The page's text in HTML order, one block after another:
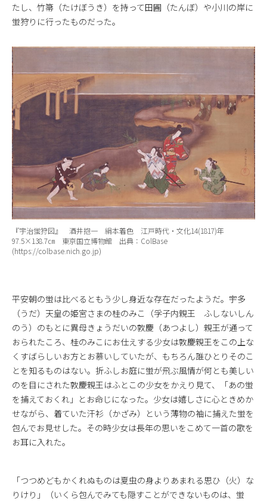
たし、竹箒（たけぼうき）を持って田圃（たんぼ）や小川の岸に
蛍狩りに行ったものだった。
『宇治蛍狩図』 酒井抱一 絹本着色 江戸時代・文化14(1817)年
97.5×138.7㎝ 東京国立博物館 出典：ColBase
(https://colbase.nich.go.jp)
平安朝の蛍は比べるともう少し身近な存在だったようだ。宇多
（うだ）天皇の姫宮さまの桂のみこ（孚子内親王 ふしないしん
のう）のもとに異母きょうだいの敦慶（あつよし）親王が通って
おられたころ、桂のみこにお仕えする少女は敦慶親王をこの上な
くすばらしいお方とお慕いしていたが、もちろん誰ひとりそのこ
とを知るものはない。折ふしお庭に蛍が飛ぶ風情が何とも美しい
のを目にされた敦慶親王はふとこの少女をかえり見て、「あの蛍
を捕えておくれ」とお命じになった。少女は嬉しさに心ときめか
せながら、着ていた汗衫（かざみ）という薄物の袖に捕えた蛍を
包んでお見せした。その時少女は長年の思いをこめて一首の歌を
お耳に入れた。
「つつめどもかくれぬものは夏虫の身よりあまれる思ひ（火）な
りけり」（いくら包んでみても隠すことができないものは、蛍